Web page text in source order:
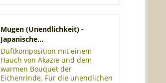
Mugen (Unendlichkeit) -
Japanische...
Duftkomposition mit einem
Hauch von Akazie und dem
warmen Bouquet der
Eichenrinde. Für die unendlichen